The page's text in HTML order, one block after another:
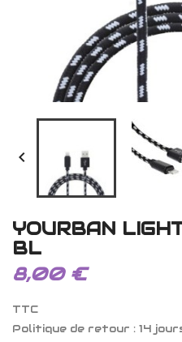

YOURBAN
BL
8,00 €
TTC
Politique de retour : 14